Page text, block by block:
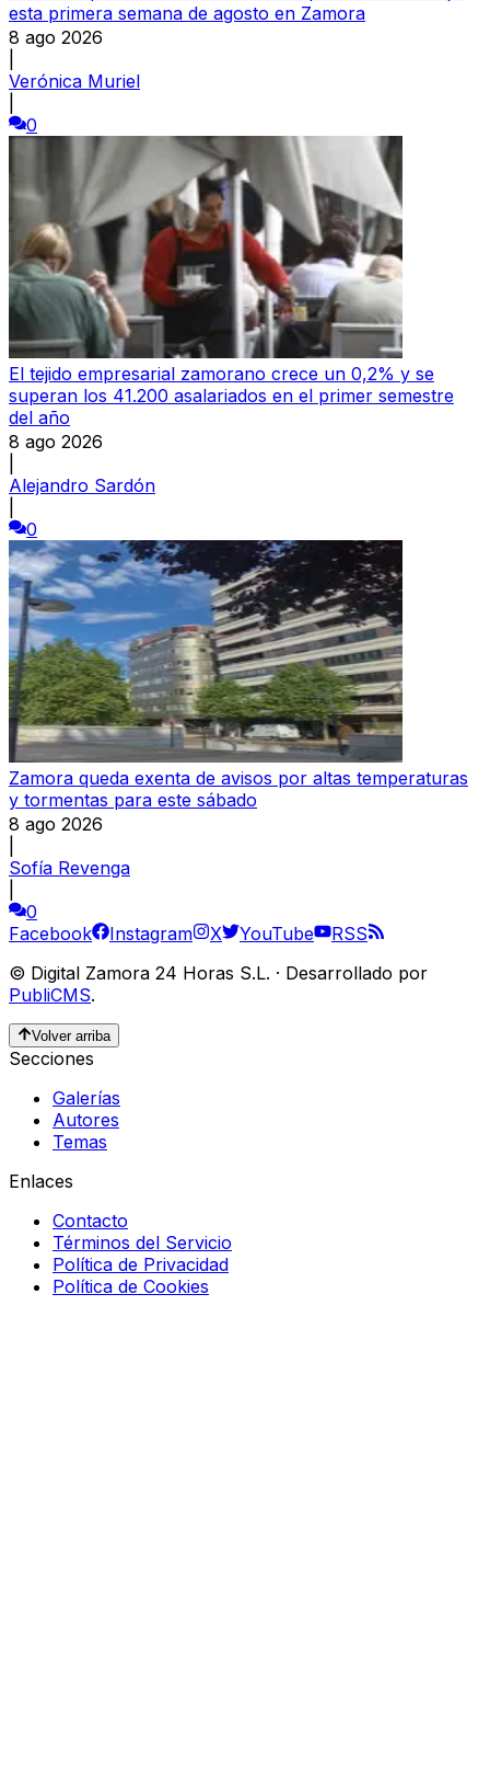
esta primera semana de agosto en Zamora
8 ago 2026
Verónica Muriel
0
El tejido empresarial zamorano crece un 0,2% y se
superan los 41.200 asalariados en el primer semestre
del año
8 ago 2026
Alejandro Sardón
0
Zamora queda exenta de avisos por altas temperaturas
y tormentas para este sábado
8 ago 2026
Sofía Revenga
0
Facebook
Instagram X YouTube
RSS
© Digital Zamora 24 Horas S.L. · Desarrollado por
PubliCMS.
Volver arriba
Secciones
Galerías
Autores
Temas
Enlaces
Contacto
Términos del Servicio
Política de Privacidad
Política de Cookies